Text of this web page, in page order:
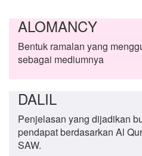
ALOMANCY
Bentuk ramalan yang
sebagai mediumnya
DALIL
Penjelasan yang dijadikan
pendapat berdasarkan Al
SAW.